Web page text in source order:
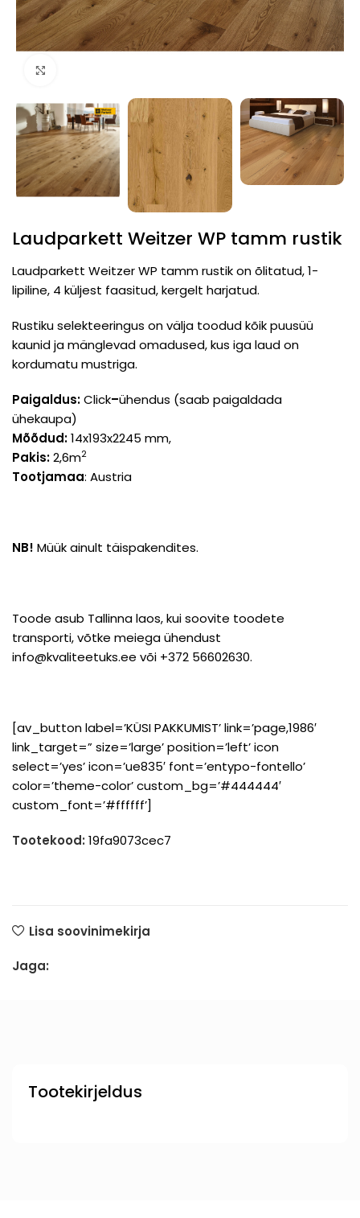
Laudparkett Weitzer WP tamm rustik
Laudparkett Weitzer WP tamm rustik on õlitatud, 1-
lipiline, 4 küljest faasitud, kergelt harjatud.
Rustiku selekteeringus on välja toodud kõik puusüü
kaunid ja mänglevad omadused, kus iga laud on
kordumatu mustriga.
Paigaldus:Click–ühendus (saab paigaldada
ühekaupa)
Mõõdud:14x193x2245 mm,
Pakis:2,6m2
Tootjamaa: Austria
NB! Müük ainult täispakendites.
Toode asub Tallinna laos, kui soovite toodete
transporti, võtke meiega ühendust
info@kvaliteetuks.ee või +372 56602630.
[av_button label=’KÜSI PAKKUMIST’ link=’page,1986′
link_target=” size=’large’ position=’left’ icon
select=’yes’ icon=’ue835′ font=’entypo-fontello’
color=’theme-color’ custom_bg=’#444444′
custom_font=’#ffffff’]
Tootekood: 19fa9073cec7
Lisa soovinimekirja
Jaga:
Tootekirjeldus